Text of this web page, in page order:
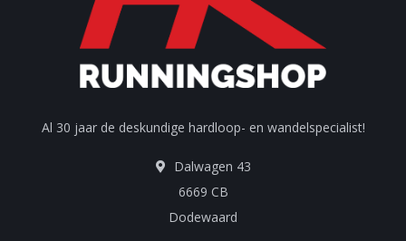
Al 30 jaar de deskundige hardloop- en wandelspecialist!
Dalwagen 43
6669 CB
Dodewaard